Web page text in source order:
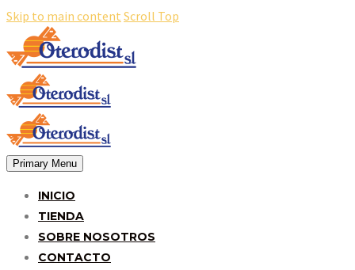
Skip to main content Scroll Top
Primary Menu
INICIO
TIENDA
SOBRE NOSOTROS
CONTACTO